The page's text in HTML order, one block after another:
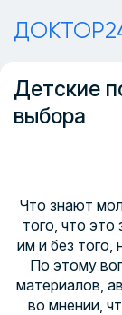
Детские
выбора
Что знают
того, что это
им и без того,
По этому
материалов,
во мнении,